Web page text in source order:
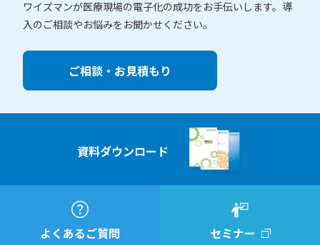
ワイズマンが医療現場の電子化の成功をお手伝いします。 導
入のご相談やお悩みをお聞かせください。
ご相談・お見積もり
資料ダウンロード
よくあるご質問 セミナー